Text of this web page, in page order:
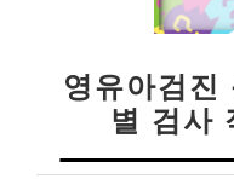
영유아검진
별 검사